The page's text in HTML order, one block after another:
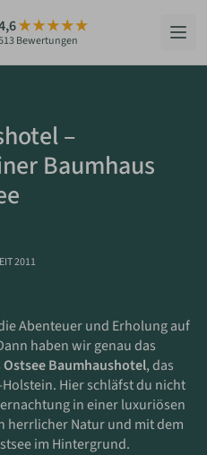
Bewertungen
FINDER
WERDEN
–
Baumhaus
2011
Abenteuer und Erholung auf
haben wir genau das
Ostsee Baumhaushotel, das
Hier schläfst du nicht
in einer luxuriösen
herrlicher Natur und mit dem
im Hintergrund.